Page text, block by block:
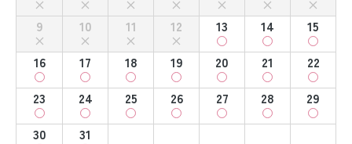
9
10 11 12 13 14
15
16
17 18 19 20 21
22
23
24 25 26 27 28
29
30
31